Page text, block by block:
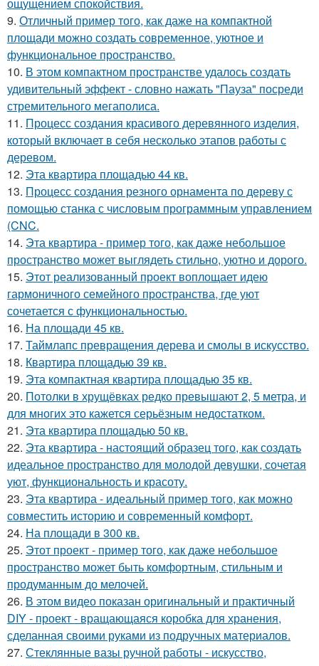
ощущением спокойствия.
9. Отличный пример того, как даже на компактной
площади можно создать современное, уютное и
функциональное пространство.
10. В этом компактном пространстве удалось создать
удивительный эффект - словно нажать "Пауза" посреди
стремительного мегаполиса.
11. Процесс создания красивого деревянного изделия,
который включает в себя несколько этапов работы с
деревом.
12. Эта квартира площадью 44 кв.
13. Процесс создания резного орнамента по дереву с
помощью станка с числовым программным управлением
(CNC.
14. Эта квартира - пример того, как даже небольшое
пространство может выглядеть стильно, уютно и дорого.
15. Этот реализованный проект воплощает идею
гармоничного семейного пространства, где уют
сочетается с функциональностью.
16. На площади 45 кв.
17. Таймлапс превращения дерева и смолы в искусство.
18. Квартира площадью 39 кв.
19. Эта компактная квартира площадью 35 кв.
20. Потолки в хрущёвках редко превышают 2, 5 метра, и
для многих это кажется серьёзным недостатком.
21. Эта квартира площадью 50 кв.
22. Эта квартира - настоящий образец того, как создать
идеальное пространство для молодой девушки, сочетая
уют, функциональность и красоту.
23. Эта квартира - идеальный пример того, как можно
совместить историю и современный комфорт.
24. На площади в 300 кв.
25. Этот проект - пример того, как даже небольшое
пространство может быть комфортным, стильным и
продуманным до мелочей.
26. В этом видео показан оригинальный и практичный
DIY - проект - вращающаяся коробка для хранения,
сделанная своими руками из подручных материалов.
27. Стеклянные вазы ручной работы - искусство,